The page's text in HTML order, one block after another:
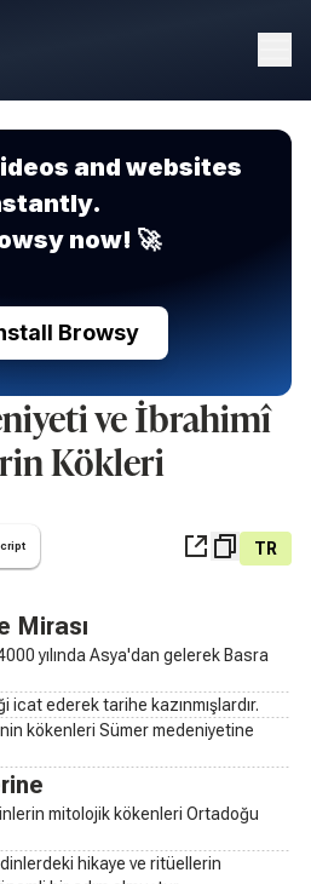
and websites
now! 🚀
Browsy
ve İbrahimî
Kökleri
TR
Mirası
yılında Asya'dan gelerek Basra
icat ederek tarihe kazınmışlardır.
kökenleri Sümer medeniyetine
mitolojik kökenleri Ortadoğu
hikaye ve ritüellerin